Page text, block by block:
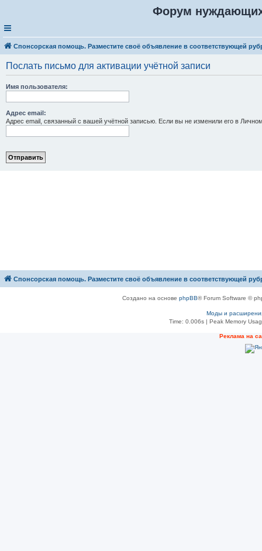
Форум
Спонсорская помощь. Разместите своё объявление в соответствующей
Послать письмо для активации учётной записи
Имя пользователя:
Адрес email:
Адрес email, связанный с вашей учётной записью. Если вы не изменили его в
Спонсорская помощь. Разместите своё объявление в соответствующей
Создано на основе phpBB® Forum Software ©
Моды и
Time: 0.006s| Peak Memory
Рeклама на